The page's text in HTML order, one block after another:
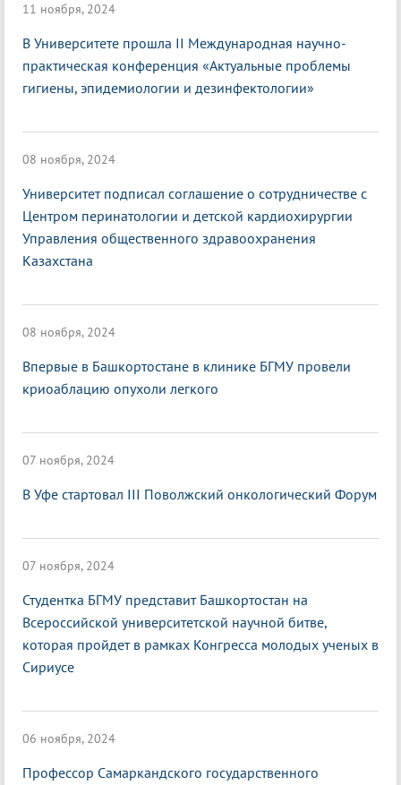
11 ноября, 2024
В Университете прошла II Международная научно-
практическая конференция «Актуальные проблемы
гигиены, эпидемиологии и дезинфектологии»
08 ноября, 2024
Университет подписал соглашение о сотрудничестве с
Центром перинатологии и детской кардиохирургии
Управления общественного здравоохранения
Казахстана
08 ноября, 2024
Впервые в Башкортостане в клинике БГМУ провели
криоаблацию опухоли легкого
07 ноября, 2024
В Уфе стартовал III Поволжский онкологический Форум
07 ноября, 2024
Студентка БГМУ представит Башкортостан на
Всероссийской университетской научной битве,
которая пройдет в рамках Конгресса молодых ученых в
Сириусе
06 ноября, 2024
Профессор Самаркандского государственного